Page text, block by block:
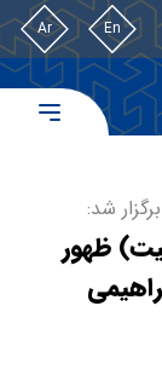
En
Ar
شد:
ظهور